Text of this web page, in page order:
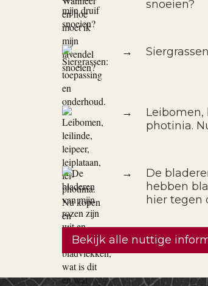
snoeien?
→
→
Leibomen,
photinia.
→
De
hebben
hier tegen
Bekijk alle nuttige